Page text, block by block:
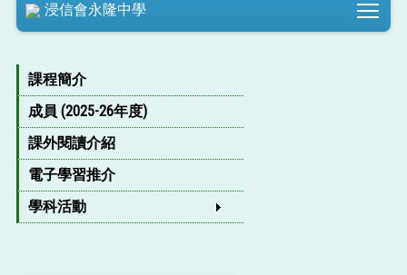
浸信會永隆中學
課程簡介
成員 (2025-26年度)
課外閱讀介紹
電子學習推介
學科活動